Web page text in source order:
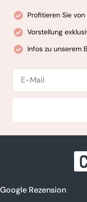
Profitieren Sie
Vorstellung
Infos zu unserem
E-
Google Rezension